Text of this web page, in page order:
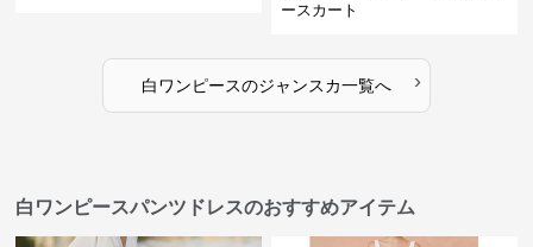
ースカート
白ワンピースのジャンスカ一覧へ ›
白ワンピースパンツドレスのおすすめアイテム